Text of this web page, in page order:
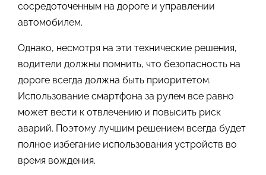
сосредоточенным на дороге и управлении
автомобилем.
Однако, несмотря на эти технические решения,
водители должны помнить, что безопасность на
дороге всегда должна быть приоритетом.
Использование смартфона за рулем все равно
может вести к отвлечению и повысить риск
аварий. Поэтому лучшим решением всегда будет
полное избегание использования устройств во
время вождения.